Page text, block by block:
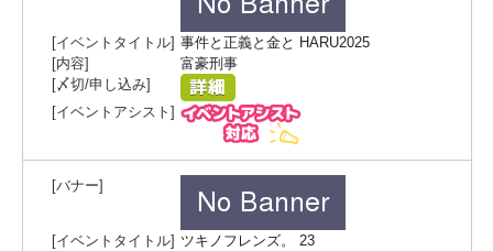
事件と正義と金と HARU2025
富豪刑事
ツキノフレンズ。 23